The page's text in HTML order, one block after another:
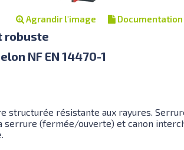
Agrandir l'image Documentation
robuste
NF EN 14470-1
structurée résistante aux rayures.
(fermée/ouverte) et canon